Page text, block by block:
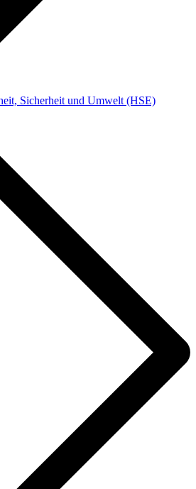
Sicherheit und Umwelt (HSE)